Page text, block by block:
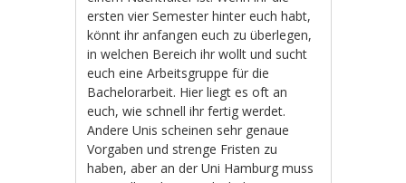
ersten vier Semester hinter euch habt,
könnt ihr anfangen euch zu überlegen,
in welchen Bereich ihr wollt und sucht
euch eine Arbeitsgruppe für die
Bachelorarbeit. Hier liegt es oft an
euch, wie schnell ihr fertig werdet.
Andere Unis scheinen sehr genaue
Vorgaben und strenge Fristen zu
haben, aber an der Uni Hamburg muss